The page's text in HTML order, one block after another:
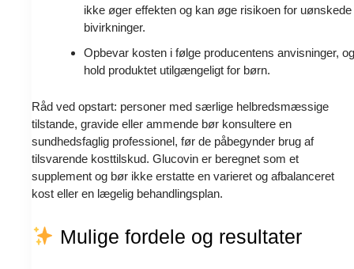
ikke øger effekten og kan øge risikoen for uønskede
bivirkninger.
Opbevar kosten i følge producentens anvisninger,
hold produktet utilgængeligt for børn.
Råd ved opstart: personer med særlige helbredsmæssige
tilstande, gravide eller ammende bør konsultere en
sundhedsfaglig professionel, før de påbegynder brug af
tilsvarende kosttilskud. Glucovin er beregnet som et
supplement og bør ikke erstatte en varieret og afbalanceret
kost eller en lægelig behandlingsplan.
Mulige fordele og resultater